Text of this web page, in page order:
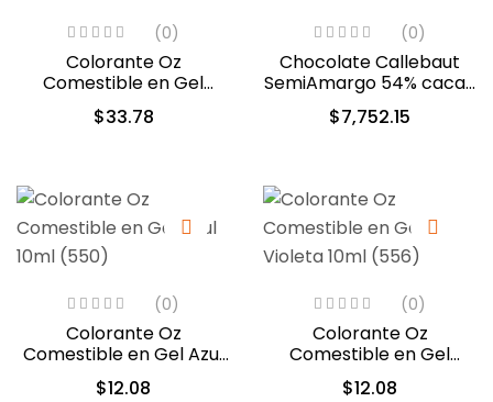
(0)
Colorante Oz
Comestible en Gel
Violeta 60ml (5312)
$33.78
(0)
Chocolate Callebaut
SemiAmargo 54% cacao
13.6kg. (40-8410)
$7,752.15
(0)
Colorante Oz
Comestible en Gel Azul
10ml (550)
$12.08
(0)
Colorante Oz
Comestible en Gel
Violeta 10ml (556)
$12.08